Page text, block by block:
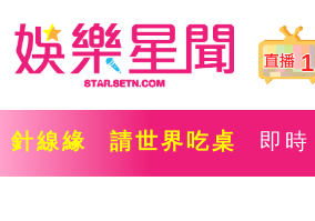
1
針線緣 請世界吃桌 即時